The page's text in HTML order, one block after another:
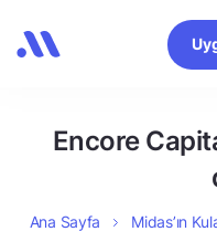
Encore
Ana Sayfa Midas’ın